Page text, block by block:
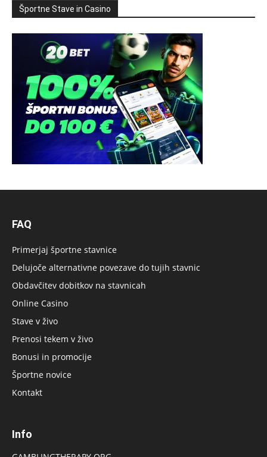
Športne Stave in Casino
FAQ
Primerjaj športne stavnice
Delujoče alternativne povezave do tujih stavnic
Obdavčitev dobitkov na stavnicah
Online Casino
Stave v živo
Prenosi tekem v živo
Bonusi in promocije
Športne novice
Kontakt
Info